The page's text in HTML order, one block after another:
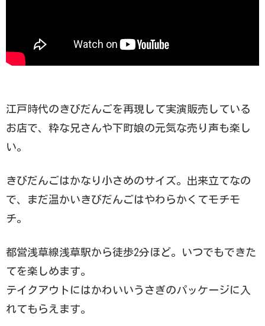
江戸時代のきびだんごを再現して実演販売している
お店で、粋な兄さんや下町娘の元気な売り声も楽し
い。
きびだんごはかなり小さめのサイズ。出来立てなの
で、まだ温かいきびだんごはやわらかくてモチモ
チ。
都営浅草線浅草駅から徒歩2分ほど。いつでもできた
てを楽しめます。
テイクアウトにはかわいいうさぎのパッケージに入
れてもらえます。